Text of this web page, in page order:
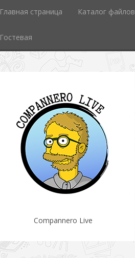
Главная страница Каталог файлов
Гостевая
Compannero Live